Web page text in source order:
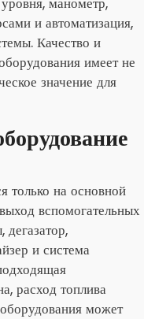
и автоматизация,
Качество и
имеет не
значение для
только на основной
вспомогательных
дегазатор,
и система
расход топлива
может